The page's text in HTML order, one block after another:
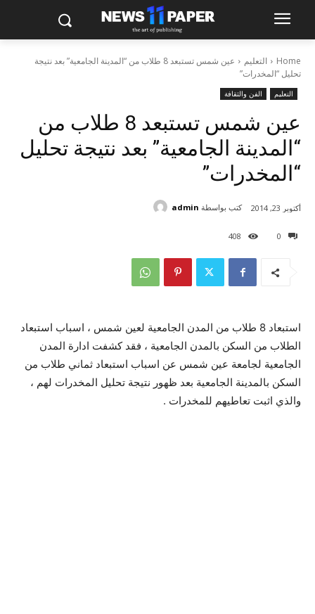
Home التعليم
عين شمس تستبعد 8 طلاب من “المدينة الجامعية” بعد نتيجة
تحليل “المخدرات”
التعليم الفن والثقافة
عين شمس تستبعد 8 طلاب من
“المدينة الجامعية” بعد نتيجة تحليل
“المخدرات”
0
408
أكتوبر 23, 2014 كتب بواسطة admin
استبعاد 8 طلاب من المدن الجامعية لعين شمس ، اسباب استبعاد
الطلاب من السكن بالمدن الجامعية ، فقد كشفت ادارة المدن
الجامعية لجامعة عين شمس عن اسباب استبعاد ثماني طلاب من
السكن بالمدينة الجامعية بعد ظهور نتيجة تحليل المخدرات لهم ،
والذي اثبت تعاطيهم للمخدرات .